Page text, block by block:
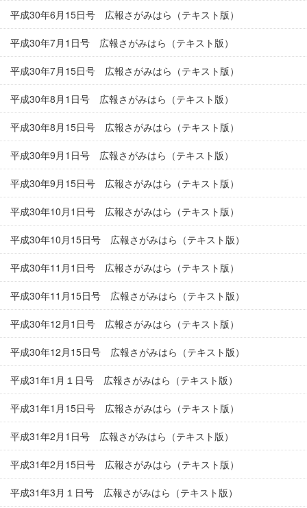
平成30年6月15日号 広報さがみはら（テキスト版）
平成30年7月1日号 広報さがみはら（テキスト版）
平成30年7月15日号 広報さがみはら（テキスト版）
平成30年8月1日号 広報さがみはら（テキスト版）
平成30年8月15日号 広報さがみはら（テキスト版）
平成30年9月1日号 広報さがみはら（テキスト版）
平成30年9月15日号 広報さがみはら（テキスト版）
平成30年10月1日号 広報さがみはら（テキスト版）
平成30年10月15日号 広報さがみはら（テキスト版）
平成30年11月1日号 広報さがみはら（テキスト版）
平成30年11月15日号 広報さがみはら（テキスト版）
平成30年12月1日号 広報さがみはら（テキスト版）
平成30年12月15日号 広報さがみはら（テキスト版）
平成31年1月１日号 広報さがみはら（テキスト版）
平成31年1月15日号 広報さがみはら（テキスト版）
平成31年2月1日号 広報さがみはら（テキスト版）
平成31年2月15日号 広報さがみはら（テキスト版）
平成31年3月１日号 広報さがみはら（テキスト版）